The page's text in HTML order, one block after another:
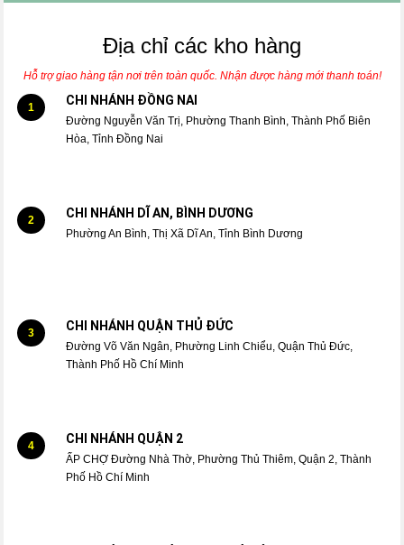
Địa chỉ các kho hàng
Hỗ trợ giao hàng tận nơi trên toàn quốc. Nhận được hàng mới thanh toán!
1 CHI NHÁNH ĐỒNG NAI
Đường Nguyễn Văn Trị, Phường Thanh Bình, Thành Phố Biên
Hòa, Tỉnh Đồng Nai
2 CHI NHÁNH DĨ AN, BÌNH DƯƠNG
Phường An Bình, Thị Xã Dĩ An, Tỉnh Bình Dương
3 CHI NHÁNH QUẬN THỦ ĐỨC
Đường Võ Văn Ngân, Phường Linh Chiểu, Quận Thủ Đức,
Thành Phố Hồ Chí Minh
4 CHI NHÁNH QUẬN 2
ẤP CHỢ Đường Nhà Thờ, Phường Thủ Thiêm, Quận 2, Thành
Phố Hồ Chí Minh